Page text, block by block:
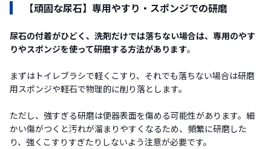
【頑固な尿石】専用やすり・スポンジでの研磨
尿石の付着がひどく、洗剤だけでは落ちない場合は、専用のやす
りやスポンジを使って研磨する方法があります。
まずはトイレブラシで軽くこすり、それでも落ちない場合は研磨
用スポンジや軽石で物理的に削り落とします。
ただし、強すぎる研磨は便器表面を傷める可能性があります。細
かい傷がつくと汚れが溜まりやすくなるため、頻繁に研磨した
り、強くこすりすぎたりしないよう注意が必要です。